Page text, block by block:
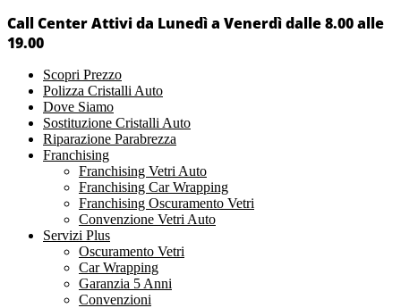
Call Center Attivi da Lunedì a Venerdì dalle 8.00 alle
19.00
Scopri Prezzo
Polizza Cristalli Auto
Dove Siamo
Sostituzione Cristalli Auto
Riparazione Parabrezza
Franchising
Franchising Vetri Auto
Franchising Car Wrapping
Franchising Oscuramento Vetri
Convenzione Vetri Auto
Servizi Plus
Oscuramento Vetri
Car Wrapping
Garanzia 5 Anni
Convenzioni